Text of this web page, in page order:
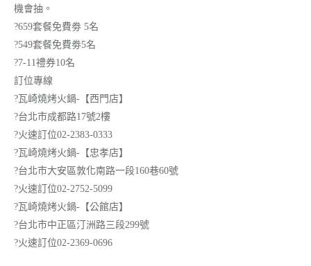
機會抽。
?659套餐免費劵 5名
?549套餐免費劵5名
?7-11禮券10名
訂位專線
?瓦崎燒烤火鍋-【西門店】
?台北市成都路17號2樓
?火速訂位02-2383-0333
?瓦崎燒烤火鍋-【忠孝店】
?台北市大安區敦化南路一段160巷60號
?火速訂位02-2752-5099
?瓦崎燒烤火鍋-【公館店】
?台北市中正區汀洲路三段299號
?火速訂位02-2369-0696